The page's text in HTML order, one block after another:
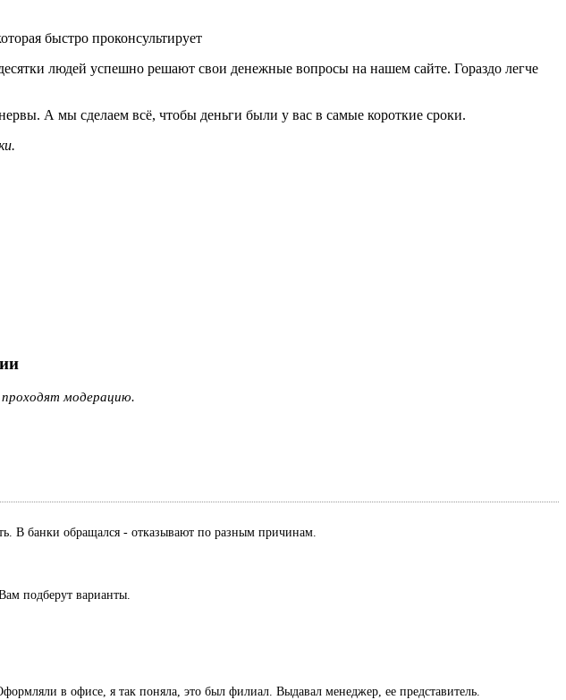
быстро проконсультирует
людей успешно решают свои денежные вопросы на нашем сайте. Гораздо легче
А мы сделаем всё, чтобы деньги были у вас в самые короткие сроки.
модерацию.
В банки обращался - отказывают по разным причинам.
подберут варианты.
в офисе, я так поняла, это был филиал. Выдавал менеджер, ее представитель.